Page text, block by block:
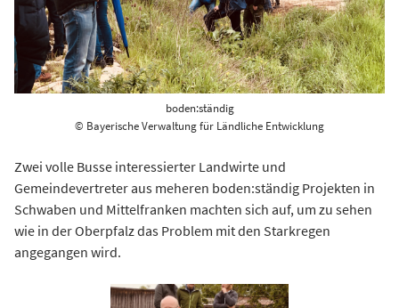
boden:ständig
© Bayerische Verwaltung für Ländliche Entwicklung
Zwei volle Busse interessierter Landwirte und
Gemeindevertreter aus meheren boden:ständig Projekten in
Schwaben und Mittelfranken machten sich auf, um zu sehen
wie in der Oberpfalz das Problem mit den Starkregen
angegangen wird.